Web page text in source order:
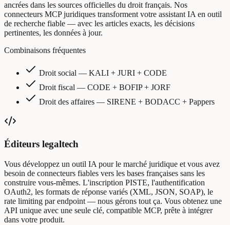
ancrées dans les sources officielles du droit français. Nos
connecteurs MCP juridiques transforment votre assistant IA en outil
de recherche fiable — avec les articles exacts, les décisions
pertinentes, les données à jour.
Combinaisons fréquentes
Droit social — KALI + JURI + CODE
Droit fiscal — CODE + BOFIP + JORF
Droit des affaires — SIRENE + BODACC + Pappers
Éditeurs legaltech
Vous développez un outil IA pour le marché juridique et vous avez
besoin de connecteurs fiables vers les bases françaises sans les
construire vous-mêmes. L'inscription PISTE, l'authentification
OAuth2, les formats de réponse variés (XML, JSON, SOAP), le
rate limiting par endpoint — nous gérons tout ça. Vous obtenez une
API unique avec une seule clé, compatible MCP, prête à intégrer
dans votre produit.